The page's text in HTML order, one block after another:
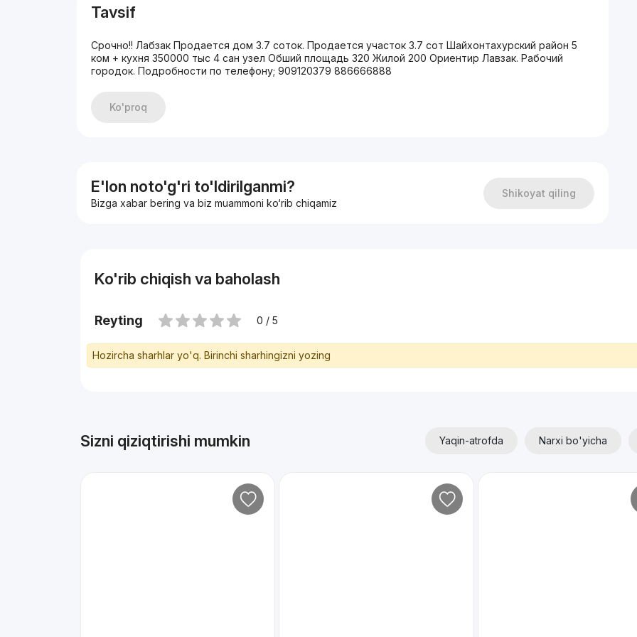
Tavsif
Срочно!! Лабзак Продается дом 3.7 соток. Продается участок 3.7 сот Шайхонтахурский район 5
ком + кухня 350000 тыс 4 сан узел Обший площадь 320 Жилой 200 Ориентир Лавзак. Рабочий
городок. Подробности по телефону; 909120379 886666888
Ko'proq
E'lon noto'g'ri to'ldirilganmi?
Bizga xabar bering va biz muammoni ko‘rib chiqamiz
Shikoyat qiling
Ko'rib chiqish va baholash
Reyting 0 / 5
Hozircha sharhlar yo'q. Birinchi sharhingizni yozing
Sizni qiziqtirishi mumkin Yaqin-atrofda Narxi bo'yicha